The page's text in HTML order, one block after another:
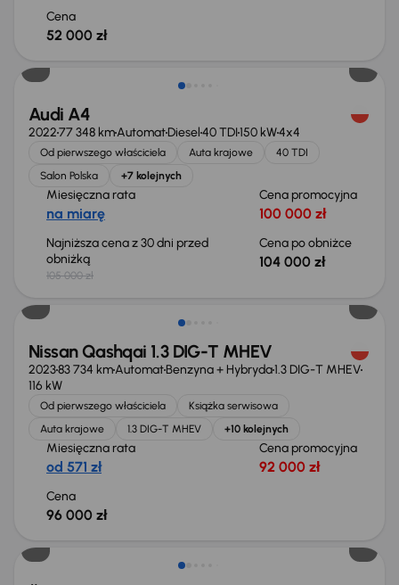
Cena
52 000 zł
Taniej o 1 000 zł
Audi A4
202277 348 kmAutomatDiesel40 TDI150 kW4x4
Od pierwszego właściciela Auta krajowe
40 TDI
Salon Polska
+7 kolejnych
Miesięczna rata
na miarę
Cena promocyjna
100 000 zł
Najniższa cena z 30 dni przed
obniżką
105 000 zł
Cena po obniżce
104 000 zł
Możliwość odliczenia VAT
Nissan Qashqai 1.3 DIG-T MHEV
202383 734 kmAutomatBenzyna + Hybryda1.3 DIG-T MHEV
116 kW
Od pierwszego właściciela
Książka serwisowa
Auta krajowe
1.3 DIG-T MHEV +10 kolejnych
Miesięczna rata
od 571 zł
Cena promocyjna
92 000 zł
Cena
96 000 zł
Możliwość odliczenia VAT